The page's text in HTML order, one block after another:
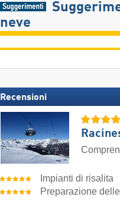
neve
Recensioni
Impianti di risalita
Preparazione